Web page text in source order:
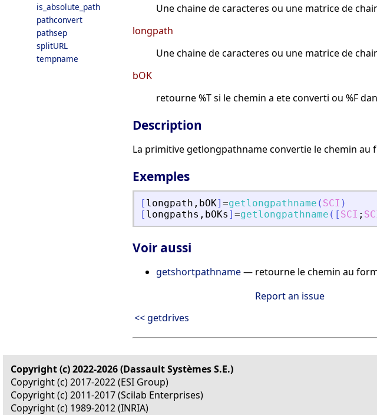
is_absolute_path
pathconvert
pathsep
splitURL
tempname
Une chaine de caracteres ou une matrice de
longpath
Une chaine de caracteres ou une matrice de
bOK
retourne %T si le chemin a ete converti ou %F
Description
La primitive getlongpathname convertie le chemin
Exemples
[ longpath , bOK] =getlongpathname ( SCI )
[ longpaths , bOKs ] =getlongpathname ( [ SCI ;
Voir aussi
getshortpathname— retourne le chemin au
Report an issue
<< getdrives
Copyright (c) 2022-2026 (Dassault Systèmes S.E.)
Copyright (c) 2017-2022 (ESI Group)
Copyright (c) 2011-2017 (Scilab Enterprises)
Copyright (c) 1989-2012 (INRIA)